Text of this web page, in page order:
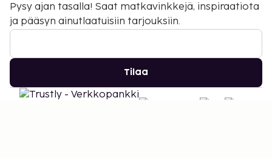
Pysy ajan tasalla! Saat matkavinkkejä, inspiraatiota
ja pääsyn ainutlaatuisiin tarjouksiin.
Tilaa